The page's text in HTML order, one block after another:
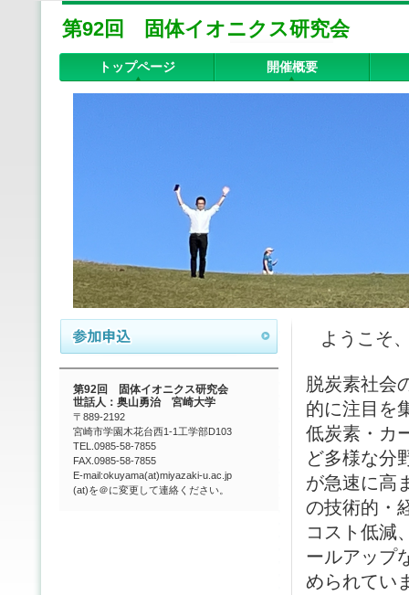
第92回 固体イオニクス研究会
ようこそ
脱炭素社会
的に注目を
低炭素・カ
ど多様な分
が急速に高
の技術的・
コスト低減
ールアップ
められてい
トップページ 開催概要
第92回 固体イオニクス研究会
世話人：奥山勇治 宮崎大学
〒889-2192
宮崎市学園木花台西1-1工学部D103
TEL.0985-58-7855
FAX.0985-58-7855
E-mail:okuyama(at)miyazaki-u.ac.jp
(at)を＠に変更して連絡ください。